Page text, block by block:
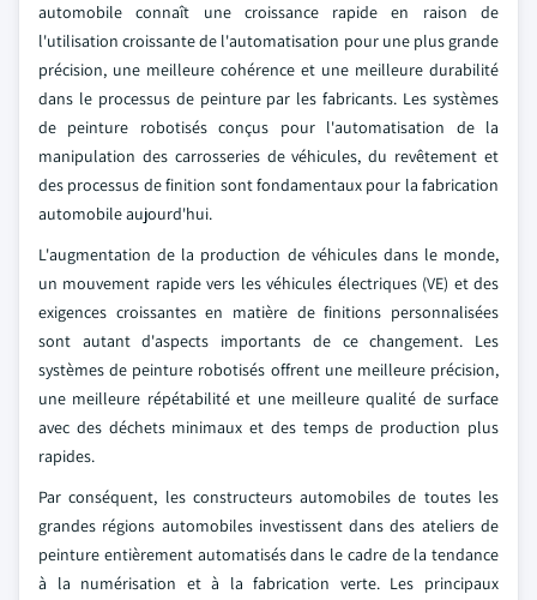
automobile connaît une croissance rapide en raison de
l'utilisation croissante de l'automatisation pour une plus grande
précision, une meilleure cohérence et une meilleure durabilité
dans le processus de peinture par les fabricants. Les systèmes
de peinture robotisés conçus pour l'automatisation de la
manipulation des carrosseries de véhicules, du revêtement et
des processus de finition sont fondamentaux pour la fabrication
automobile aujourd'hui.
L'augmentation de la production de véhicules dans le monde,
un mouvement rapide vers les véhicules électriques (VE) et des
exigences croissantes en matière de finitions personnalisées
sont autant d'aspects importants de ce changement. Les
systèmes de peinture robotisés offrent une meilleure précision,
une meilleure répétabilité et une meilleure qualité de surface
avec des déchets minimaux et des temps de production plus
rapides.
Par conséquent, les constructeurs automobiles de toutes les
grandes régions automobiles investissent dans des ateliers de
peinture entièrement automatisés dans le cadre de la tendance
à la numérisation et à la fabrication verte. Les principaux